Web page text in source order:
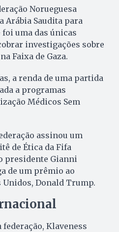
Norueguesa
Arábia Saudita para
foi uma das únicas
investigações sobre
Faixa de Gaza.
a renda de uma partida
a programas
Médicos Sem
assinou um
de Ética da Fifa
presidente Gianni
de um prêmio ao
Unidos, Donald Trump.
Klaveness